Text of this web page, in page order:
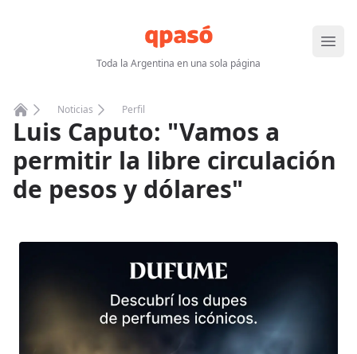
Toda la Argentina en una sola página
Abrir
Home
Noticias Perfil
Luis Caputo: "Vamos a
permitir la libre circulación
de pesos y dólares"